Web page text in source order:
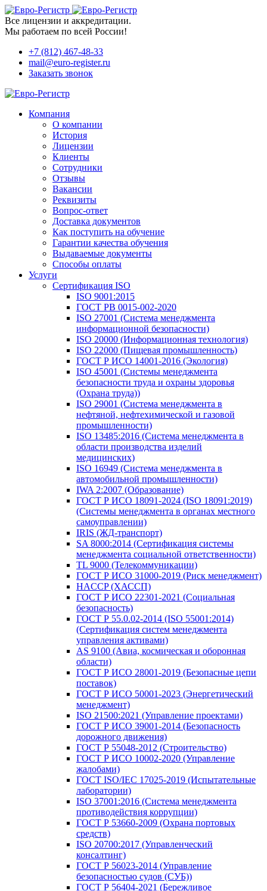
Все лицензии и аккредитации.
Мы работаем по всей России!
+7 (812) 467-48-33
mail@euro-register.ru
Заказать звонок
Компания
О компании
История
Лицензии
Клиенты
Сотрудники
Отзывы
Вакансии
Реквизиты
Вопрос-ответ
Доставка документов
Как поступить на обучение
Гарантии качества обучения
Выдаваемые документы
Способы оплаты
Услуги
Сертификация ISO
ISO 9001:2015
ГОСТ РВ 0015-002-2020
ISO 27001 (Система менеджмента
информационной безопасности)
ISO 20000 (Информационная технология)
ISO 22000 (Пищевая промышленность)
ГОСТ Р ИСО 14001-2016 (Экология)
ISO 45001 (Системы менеджмента
безопасности труда и охраны здоровья
(Охрана труда))
ISO 29001 (Система менеджмента в
нефтяной, нефтехимической и газовой
промышленности)
ISO 13485:2016 (Система менеджмента в
области производства изделий
медицинских)
ISO 16949 (Система менеджмента в
автомобильной промышленности)
IWA 2:2007 (Образование)
ГОСТ Р ИСО 18091-2024 (ISO 18091:2019)
(Системы менеджмента в органах местного
самоуправлении)
IRIS (ЖД-транспорт)
SA 8000:2014 (Сертификация системы
менеджмента социальной ответственности)
TL 9000 (Телекоммуникации)
ГОСТ Р ИСО 31000-2019 (Риск менеджмент)
HACCP (ХАССП)
ГОСТ Р ИСО 22301-2021 (Социальная
безопасность)
ГОСТ Р 55.0.02-2014 (ISO 55001:2014)
(Сертификация систем менеджмента
управления активами)
AS 9100 (Авиа, космическая и оборонная
области)
ГОСТ Р ИСО 28001-2019 (Безопасные цепи
поставок)
ГОСТ Р ИСО 50001-2023 (Энергетический
менеджмент)
ISO 21500:2021 (Управление проектами)
ГОСТ Р ИСО 39001-2014 (Безопасность
дорожного движения)
ГОСТ Р 55048-2012 (Строительство)
ГОСТ Р ИСО 10002-2020 (Управление
жалобами)
ГОСТ ISO/IEC 17025-2019 (Испытательные
лаборатории)
ISO 37001:2016 (Система менеджмента
противодействия коррупции)
ГОСТ Р 53660-2009 (Охрана портовых
средств)
ISO 20700:2017 (Управленческий
консалтинг)
ГОСТ Р 56023-2014 (Управление
безопасностью судов (СУБ))
ГОСТ Р 56404-2021 (Бережливое